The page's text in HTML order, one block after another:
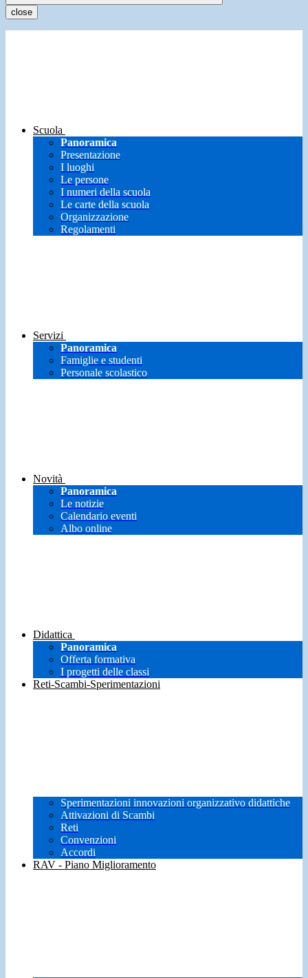
close
Scuola
Panoramica
Presentazione
I luoghi
Le persone
I numeri della scuola
Le carte della scuola
Organizzazione
Regolamenti
Servizi
Panoramica
Famiglie e studenti
Personale scolastico
Novità
Panoramica
Le notizie
Calendario eventi
Albo online
Didattica
Panoramica
Offerta formativa
I progetti delle classi
Reti-Scambi-Sperimentazioni
Sperimentazioni innovazioni organizzativo didattiche
Attivazioni di Scambi
Reti
Convenzioni
Accordi
RAV - Piano Miglioramento